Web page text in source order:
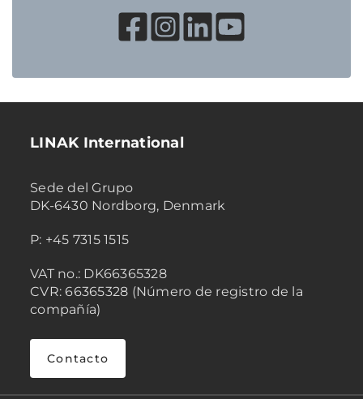
LINAK International
Sede del Grupo
DK-6430 Nordborg, Denmark
P: +45 7315 1515
VAT no.: DK66365328
CVR: 66365328 (Número de registro de la
compañía)
Contacto